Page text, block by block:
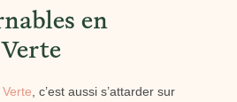
en
, c’est aussi s’attarder sur